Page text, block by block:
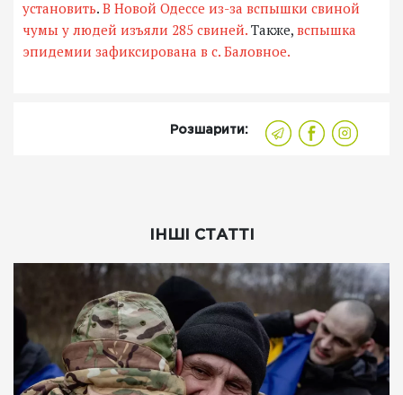
установить. В Новой Одессе из-за вспышки свиной
чумы у людей изъяли 285 свиней. Также, вспышка
эпидемии зафиксирована в с. Баловное.
Розшарити:
ІНШІ СТАТТІ